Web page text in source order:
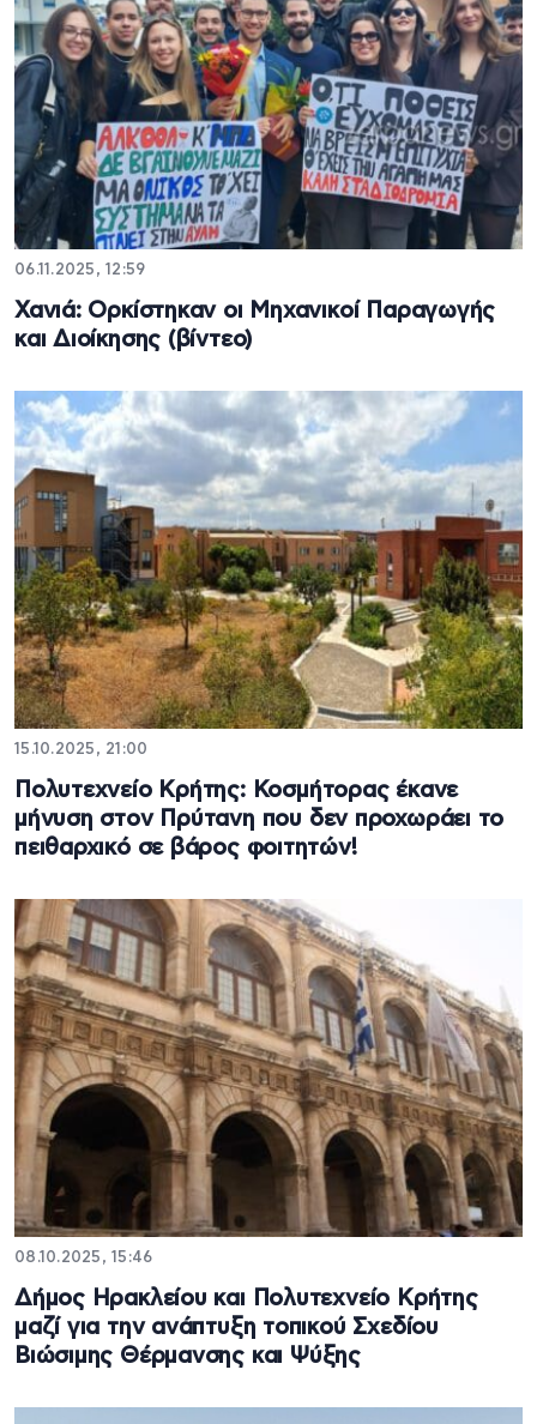
06.11.2025, 12:59
Χανιά: Ορκίστηκαν οι Μηχανικοί Παραγωγής
και Διοίκησης (βίντεο)
15.10.2025, 21:00
Πολυτεχνείο Κρήτης: Κοσμήτορας έκανε
μήνυση στον Πρύτανη που δεν προχωράει το
πειθαρχικό σε βάρος φοιτητών!
08.10.2025, 15:46
Δήμος Ηρακλείου και Πολυτεχνείο Κρήτης
μαζί για την ανάπτυξη τοπικού Σχεδίου
Βιώσιμης Θέρμανσης και Ψύξης